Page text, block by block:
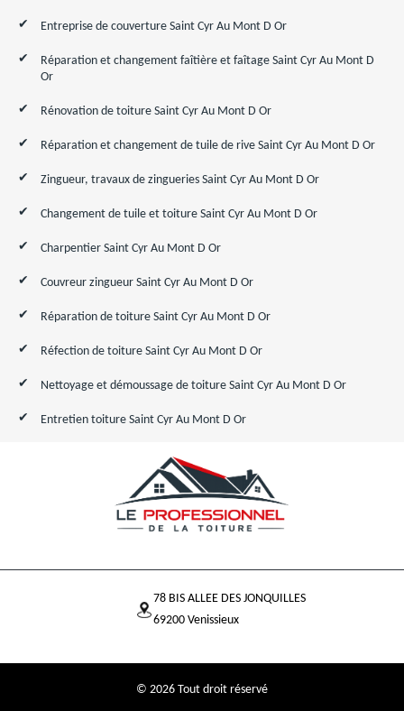
Entreprise de couverture Saint Cyr Au Mont D Or
Réparation et changement faîtière et faîtage Saint Cyr Au Mont D
Or
Rénovation de toiture Saint Cyr Au Mont D Or
Réparation et changement de tuile de rive Saint Cyr Au Mont D Or
Zingueur, travaux de zingueries Saint Cyr Au Mont D Or
Changement de tuile et toiture Saint Cyr Au Mont D Or
Charpentier Saint Cyr Au Mont D Or
Couvreur zingueur Saint Cyr Au Mont D Or
Réparation de toiture Saint Cyr Au Mont D Or
Réfection de toiture Saint Cyr Au Mont D Or
Nettoyage et démoussage de toiture Saint Cyr Au Mont D Or
Entretien toiture Saint Cyr Au Mont D Or
78 BIS ALLEE DES JONQUILLES
69200 Venissieux
© 2026 Tout droit réservé